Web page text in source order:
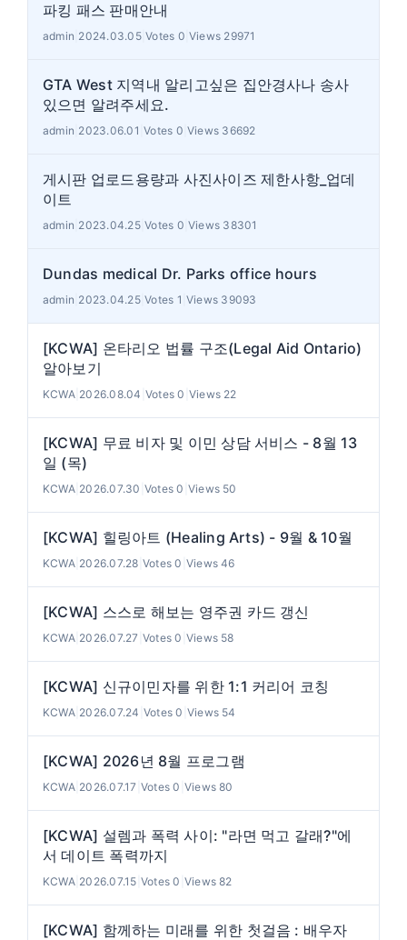
파킹 패스 판매안내
admin 2024.03.05|Votes 0 |Views 29971
GTA West 지역내 알리고싶은 집안경사나 송사
있으면 알려주세요.
admin 2023.06.01 |Votes 0 |Views 36692
게시판 업로드용량과 사진사이즈 제한사항_업데
이트
admin 2023.04.25|Votes 0 |Views 38301
Dundas medical Dr. Parks office hours
admin 2023.04.25|Votes 1 |Views 39093
[KCWA] 온타리오 법률 구조(Legal Aid Ontario)
알아보기
KCWA| 2026.08.04 Votes 0 Views 22
[KCWA] 무료 비자 및 이민 상담 서비스 - 8월 13
일 (목)
KCWA| 2026.07.30 Votes 0 Views 50
[KCWA] 힐링아트 (Healing Arts) - 9월 & 10월
KCWA| 2026.07.28 Votes 0 Views 46
[KCWA] 스스로 해보는 영주권 카드 갱신
KCWA| 2026.07.27 Votes 0 Views 58
[KCWA] 신규이민자를 위한 1:1 커리어 코칭
KCWA| 2026.07.24 Votes 0 Views 54
[KCWA] 2026년 8월 프로그램
KCWA| 2026.07.17 Votes 0 Views 80
[KCWA] 설렘과 폭력 사이: "라면 먹고 갈래?"에
서 데이트 폭력까지
KCWA| 2026.07.15 Votes 0 Views 82
[KCWA] 함께하는 미래를 위한 첫걸음 : 배우자